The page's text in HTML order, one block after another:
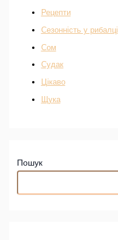
Рецепти
Сезонність у рибалці
Сом
Судак
Цікаво
Щука
Пошук